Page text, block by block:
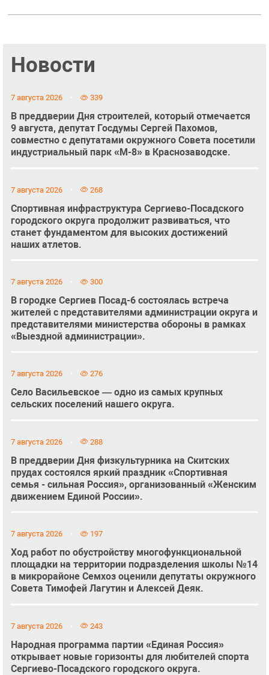
Новости
7 августа 2026 339
В преддверии Дня строителей, который отмечается
9 августа, депутат Госдумы Сергей Пахомов,
совместно с депутатами окружного Совета посетили
индустриальный парк «М-8» в Краснозаводске.
7 августа 2026 268
Спортивная инфраструктура Сергиево-Посадского
городского округа продолжит развиваться, что
станет фундаментом для высоких достижений
наших атлетов.
7 августа 2026 300
В городке Сергиев Посад-6 состоялась встреча
жителей с представителями администрации округа и
представителями министерства обороны в рамках
«Выездной администрации».
7 августа 2026 276
Село Васильевское — одно из самых крупных
сельских поселений нашего округа.
7 августа 2026 288
В преддверии Дня физкультурника на Скитских
прудах состоялся яркий праздник «Спортивная
семья - сильная Россия», организованный «Женским
движением Единой России».
7 августа 2026 197
Ход работ по обустройству многофункциональной
площадки на территории подразделения школы №14
в микрорайоне Семхоз оценили депутаты окружного
Совета Тимофей Лагутин и Алексей Деяк.
7 августа 2026 243
Народная программа партии «Единая Россия»
открывает новые горизонты для любителей спорта
Сергиево-Посадского городского округа.